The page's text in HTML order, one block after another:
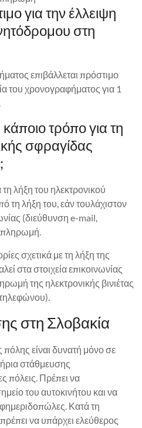
για την έλλειψη
στη
επιβάλλεται πρόστιμο
του χρονογραφήματος για 1
τρόπο για τη
σφραγίδας
λήξη του ηλεκτρονικού
τη λήξη του, εάν τουλάχιστον
(διεύθυνση e-mail,
σχετικά με τη λήξη της
στα στοιχεία επικοινωνίας
της ηλεκτρονικής βινιέτας
στη Σλοβακία
είναι δυνατή μόνο σε
στάθμευσης
πόλεις. Πρέπει να
του αυτοκινήτου και να
Κατά τη
να υπάρχει ελεύθερος